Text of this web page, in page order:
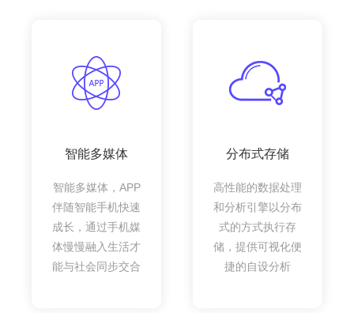
智能多媒体
智能多媒体，APP
伴随智能手机快速
成长，通过手机媒
体慢慢融入生活才
能与社会同步交合
分布式存储
高性能的数据处理
和分析引擎以分布
式的方式执行存
储，提供可视化便
捷的自设分析